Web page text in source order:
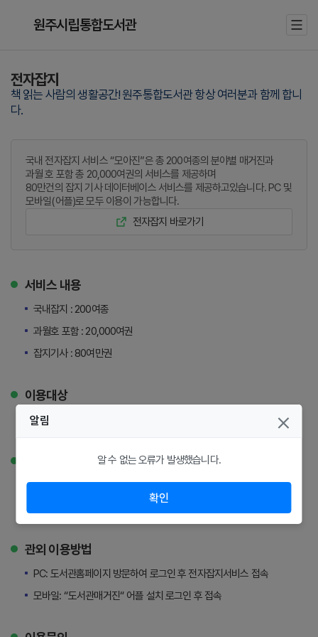
원주시립통합도서관
전자잡지
책 읽는 사람의 생활공간! 원주통합도서관 항상 여러분과 함께 합니
다.
국내 전자잡지 서비스 “모아진”은 총 200여종의 분야별 매거진과
과월 호 포함 총 20,000여권의 서비스를 제공하며
80만건의 잡지 기사 데이터베이스 서비스를 제공하고있습니다. PC 및
모바일(어플)로 모두 이용이 가능합니다.
전자잡지 바로가기
서비스 내용
국내잡지 : 200여종
과월호 포함 : 20,000여권
잡지기사 : 80여만권
이용대상
원주시립공공도서관 정회원
PC: 도서관홈페이지 방문하여 전자잡지서비스 접속
모바일: “디지털매거진“ 어플 설치 후 도서관 내부 WIFI로 접속
관외 이용방법
PC: 도서관홈페이지 방문하여 로그인 후 전자잡지서비스 접속
모바일: “도서관매거진“ 어플 설치 로그인 후 접속
알림
알 수 없는 오류가 발생했습니다.
확인